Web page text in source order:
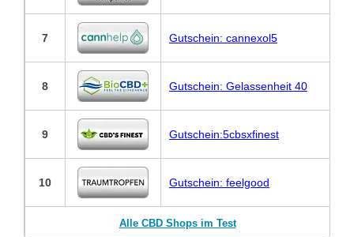
7 Gutschein: cannexol5
8 Gutschein: Gelassenheit 40
9 Gutschein:5cbsxfinest
10 Gutschein: feelgood
Alle CBD Shops im Test